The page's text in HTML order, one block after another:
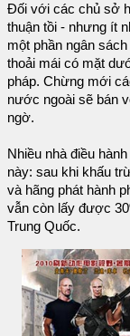
Đối với các chủ sở
thuận tồi - nhưng ít
một phần ngân
thoải mái có mặt
pháp. Chừng mới
nước ngoài sẽ bán
ngờ.
Nhiều nhà điều
này: sau khi khấu
và hãng phát hành
vẫn còn lấy được
Trung Quốc.